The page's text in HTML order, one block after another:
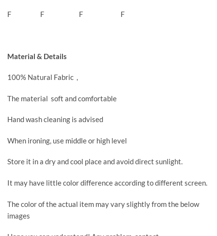
F F F F
Material & Details
100% Natural Fabric ,
The material soft and comfortable
Hand wash cleaning is advised
When ironing, use middle or high level
Store it in a dry and cool place and avoid direct sunlight.
It may have little color difference according to different screen.
The color of the actual item may vary slightly from the below
images